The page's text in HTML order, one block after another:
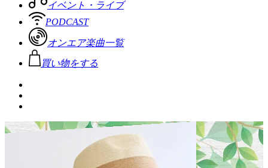
イベント・ライブ
PODCAST
オンエア楽曲一覧
買い物をする